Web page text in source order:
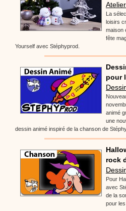
La
loisirs
maison
fête
Yourself avec Stéphyprod.
pour
animé
une
dessin animé inspiré de la chanson de
rock
Pour
avec
de la
pour les